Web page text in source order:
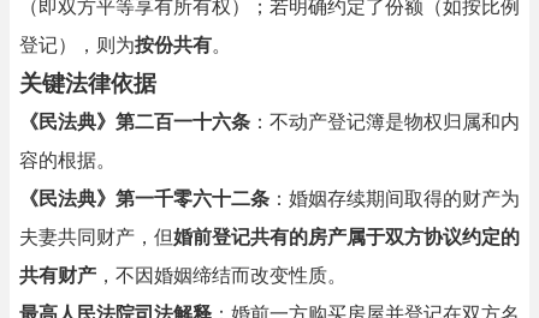
（即双方平等享有所有权）；若明确约定了份额（如按比例
登记），则为按份共有。
关键法律依据
《民法典》第二百一十六条 ：不动产登记簿是物权归属和内
容的根据。
《民法典》第一千零六十二条 ：婚姻存续期间取得的财产为
夫妻共同财产，但婚前登记共有的房产属于双方协议约定的
共有财产 ，不因婚姻缔结而改变性质。
最高人民法院司法解释 ：婚前一方购买房屋并登记在双方名